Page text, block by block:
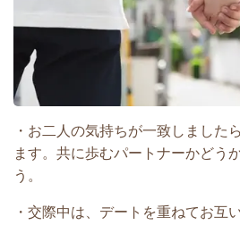
・お二人の気持ちが一致しました
ます。共に歩むパートナーかどう
う。
・交際中は、デートを重ねてお互